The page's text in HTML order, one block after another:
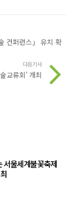
컨퍼런스」 유치 확
다음기사
교류회' 개최
서울세계불꽃축제